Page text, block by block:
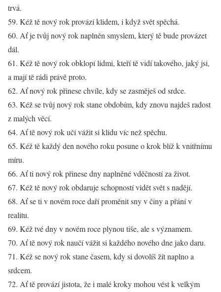
trvá.
59. Kéž tě nový rok provází klidem, i když svět spěchá.
60. Ať je tvůj nový rok naplněn smyslem, který tě bude provázet
dál.
61. Kéž tě nový rok obklopí lidmi, kteří tě vidí takového, jaký jsi,
a mají tě rádi právě proto.
62. Ať nový rok přinese chvíle, kdy se zasměješ od srdce.
63. Kéž se tvůj nový rok stane obdobím, kdy znovu najdeš radost
z malých věcí.
64. Ať tě nový rok učí vážit si klidu víc než spěchu.
65. Kéž tě každý den nového roku posune o krok blíž k vnitřnímu
míru.
66. Ať ti nový rok přinese dny naplněné vděčností za život.
67. Kéž tě nový rok obdaruje schopností vidět svět s nadějí.
68. Ať se ti v novém roce daří proměnit sny v činy a přání v
realitu.
69. Kéž tvé dny v novém roce plynou tiše, ale s významem.
70. Ať tě nový rok naučí vážit si každého nového dne jako daru.
71. Kéž se nový rok stane časem, kdy si dovolíš žít naplno a
srdcem.
72. Ať tě provází jistota, že i malé kroky mohou vést k velkým